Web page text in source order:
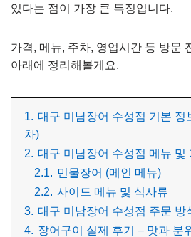
있다는 점이 가장 큰 특징입니다.
가격, 메뉴, 주차, 영업시간 등 방문
아래에 정리해볼게요.
1. 대구 미남장어 수성점 기본 정
차)
2. 대구 미남장어 수성점 메뉴 및
2.1. 민물장어 (메인 메뉴)
2.2. 사이드 메뉴 및 식사류
3. 대구 미남장어 수성점 주문 방
4. 장어구이 실제 후기 – 맛과 분